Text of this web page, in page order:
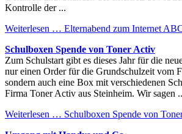
Kontrolle der ...
Weiterlesen … Elternabend zum Internet
Schulboxen Spende von Toner Activ
Zum Schulstart gibt es dieses Jahr für die
nur einen Order für die Grundschulzeit vom
sondern auch eine Box mit verschiedenen
Firma Toner Activ aus Steinheim. Wir sagen
Weiterlesen … Schulboxen Spende von